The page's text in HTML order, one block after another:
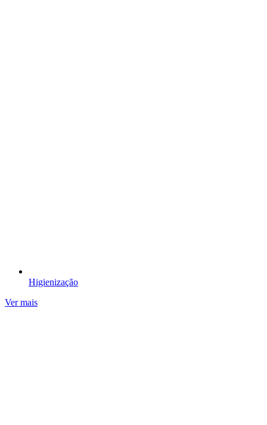
Higienização​
Ver mais